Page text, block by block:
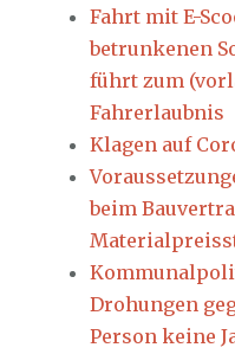
Fahrt mit E-
betrunkenen
führt zum
Fahrerlaubnis
Klagen auf
beim
Drohungen
Person keine